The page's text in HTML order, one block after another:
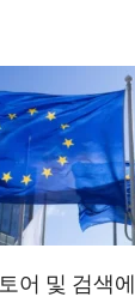
어 및 검색